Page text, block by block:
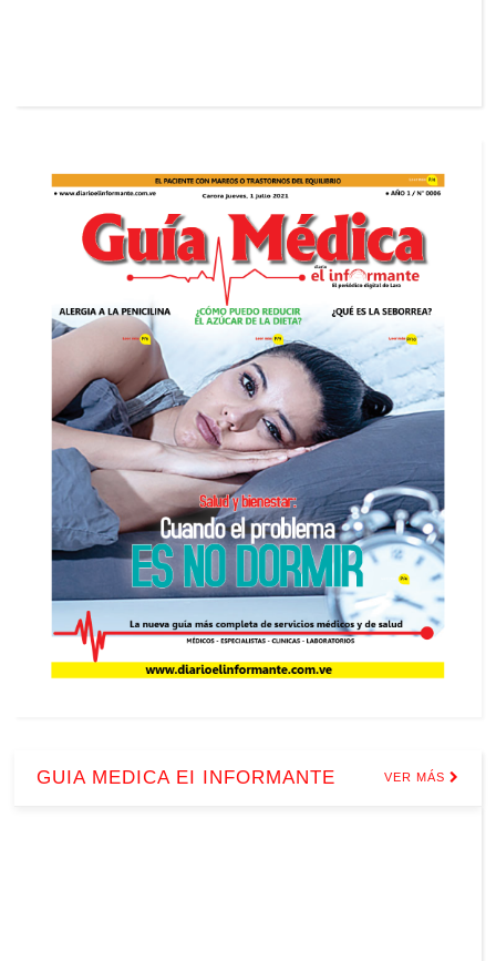
GUIA MEDICA EI INFORMANTE VER MÁS